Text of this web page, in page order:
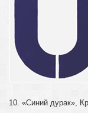
10. «Синий дурак»,